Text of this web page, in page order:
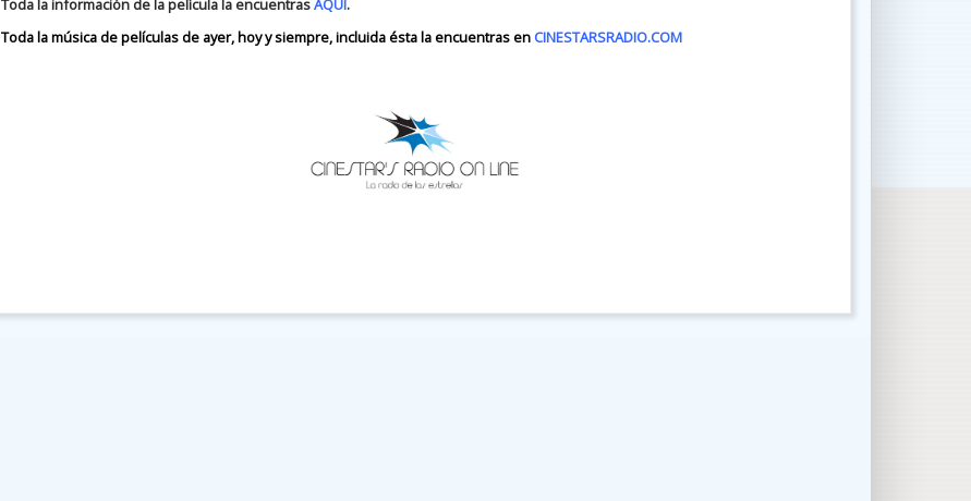
Toda la música de películas de ayer, hoy y siempre, incluida ésta la encuentras en CINESTARSRADIO.COM